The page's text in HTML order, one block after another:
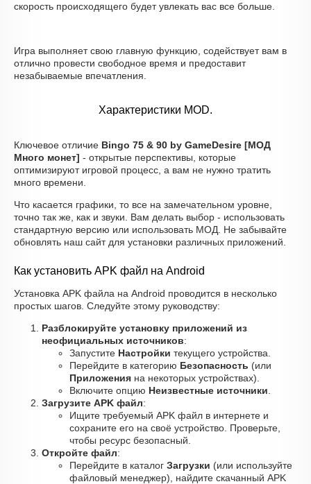
скорость происходящего будет увлекать вас все больше.
Игра выполняет свою главную функцию, содействует вам в
отлично провести свободное время и предоставит
незабываемые впечатления.
Характеристики MOD.
Ключевое отличие Bingo 75 & 90 by GameDesire [МОД
Много монет] - открытые перспективы, которые
оптимизируют игровой процесс, а вам не нужно тратить
много времени.
Что касается графики, то все на замечательном уровне,
точно так же, как и звуки. Вам делать выбор - использовать
стандартную версию или использовать МОД. Не забывайте
обновлять наш сайт для установки различных приложений.
Как установить APK файл на Android
Установка APK файла на Android проводится в несколько
простых шагов. Следуйте этому руководству:
Разблокируйте установку приложений из
неофициальных источников:
Запустите Настройки текущего устройства.
Перейдите в категорию Безопасность (или
Приложения на некоторых устройствах).
Включите опцию Неизвестные источники
Загрузите APK файл:
Ищите требуемый APK файл в интернете и
сохраните его на своё устройство. Проверьте,
чтобы ресурс безопасный.
Откройте файл:
Перейдите в каталог Загрузки (или используйте
файловый менеджер), найдите скачанный APK